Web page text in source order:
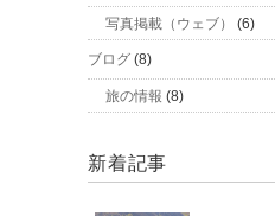
写真掲載（ウェブ） (6)
ブログ (8)
旅の情報 (8)
新着記事